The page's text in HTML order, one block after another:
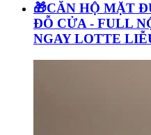
🎁CĂN HỘ MẶT
ĐỖ CỬA - FULL
NGAY LOTTE